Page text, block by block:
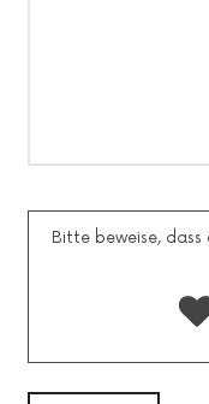
Bitte beweise,